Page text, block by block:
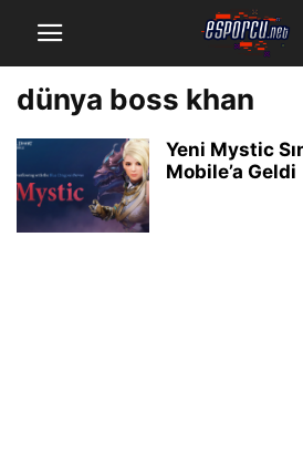
dünya boss khan
Yeni Mystic
Mobile’a Geldi